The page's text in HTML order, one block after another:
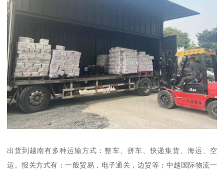
出货到越南有多种运输方式：整车、拼车、快递集货、海运、空
运。报关方式有：一般贸易，电子通关，边贸等；中越国际物流一